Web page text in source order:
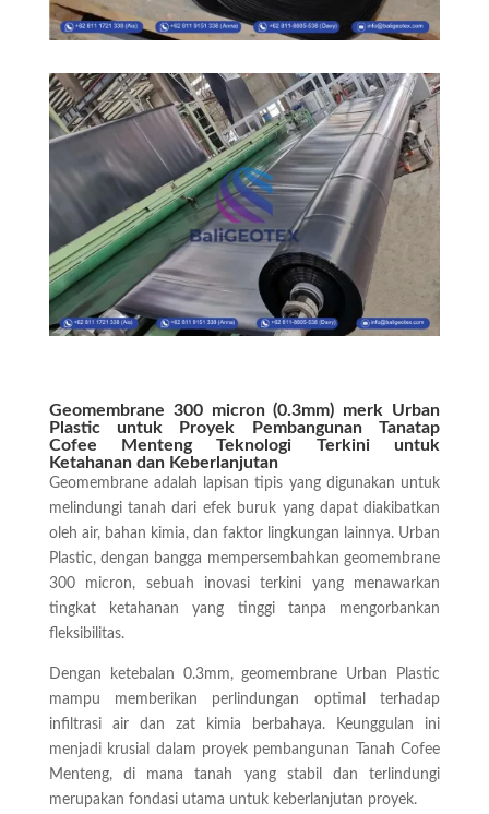
Geomembrane 300 micron (0.3mm) merk Urban
Plastic untuk Proyek Pembangunan Tanatap
Cofee Menteng Teknologi Terkini untuk
Ketahanan dan Keberlanjutan
Geomembrane adalah lapisan tipis yang digunakan untuk
melindungi tanah dari efek buruk yang dapat diakibatkan
oleh air, bahan kimia, dan faktor lingkungan lainnya. Urban
Plastic, dengan bangga mempersembahkan geomembrane
300 micron, sebuah inovasi terkini yang menawarkan
tingkat ketahanan yang tinggi tanpa mengorbankan
fleksibilitas.
Dengan ketebalan 0.3mm, geomembrane Urban Plastic
mampu memberikan perlindungan optimal terhadap
infiltrasi air dan zat kimia berbahaya. Keunggulan ini
menjadi krusial dalam proyek pembangunan Tanah Cofee
Menteng, di mana tanah yang stabil dan terlindungi
merupakan fondasi utama untuk keberlanjutan proyek.